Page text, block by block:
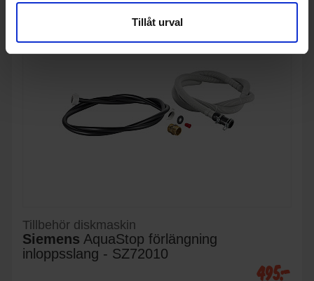
Tillåt urval
Tillbehör diskmaskin
Siemens AquaStop förlängning
inloppsslang - SZ72010
495:-